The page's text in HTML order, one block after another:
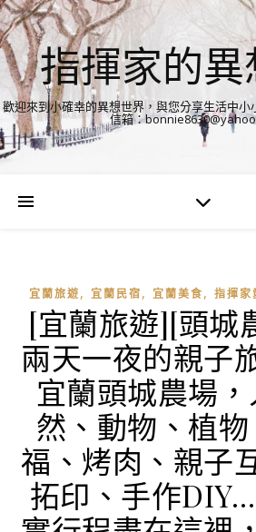
指揮家的
歡迎來到小確幸的異想世界，與您分享生活中
信箱：
宜蘭旅遊, 宜蘭民宿, 宜蘭美食, 指揮家
[宜蘭旅遊][頭城
兩天一夜的親子
宜蘭頭城農場
然、動物、植
福、烤肉、親子
拓印、手作